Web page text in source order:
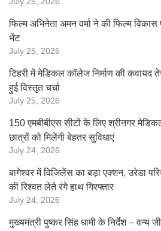
फिल्म अभिनेता अमन वर्मा ने की फिल्म
भेंट
July 25, 2026
टिहरी में मेडिकल कॉलेज निर्माण की
हुई विस्तृत चर्चा
July 25, 2026
150 एमबीबीएस सीटों के लिए श्रीनगर
छात्रों को मिलेंगी बेहतर सुविधाएं
July 24, 2026
बागेश्वर में विजिलेंस का बड़ा एक्शन, उरेडा
की रिश्वत लेते रंगे हाथ गिरफ्तार
July 24, 2026
मुख्यमंत्री पुष्कर सिंह धामी के निर्देश – वन्य